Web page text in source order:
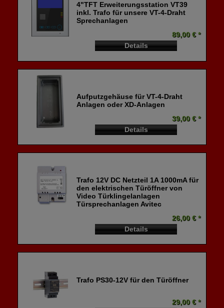
4"TFT Erweiterungsstation VT39
inkl. Trafo für unsere VT-4-Draht
Sprechanlagen
89,00 € *
Details
Aufputzgehäuse für VT-4-Draht
Anlagen oder XD-Anlagen
39,00 € *
Details
Trafo 12V DC Netzteil 1A 1000mA für
den elektrischen Türöffner von
Video Türklingelanlagen
Türsprechanlagen Avitec
26,00 € *
Details
Trafo PS30-12V für den Türöffner
29,00 € *